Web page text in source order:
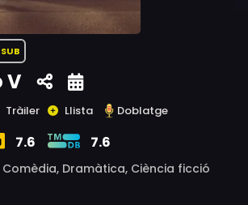
SUB
V
Tràiler Llista Doblatge
7.6 7.6
Comèdia, Dramàtica, Ciència ficció